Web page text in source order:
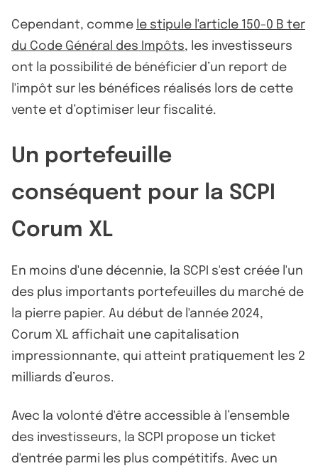
Cependant, comme le stipule l'article 150-0 B ter
du Code Général des Impôts, les investisseurs
ont la possibilité de bénéficier d’un report de
l'impôt sur les bénéfices réalisés lors de cette
vente et d’optimiser leur fiscalité.
Un portefeuille
conséquent pour la SCPI
Corum XL
En moins d'une décennie, la SCPI s'est créée l'un
des plus importants portefeuilles du marché de
la pierre papier. Au début de l'année 2024,
Corum XL affichait une capitalisation
impressionnante, qui atteint pratiquement les 2
milliards d’euros.
Avec la volonté d'être accessible à l’ensemble
des investisseurs, la SCPI propose un ticket
d'entrée parmi les plus compétitifs. Avec un